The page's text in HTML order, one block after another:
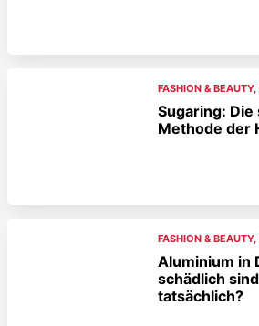
FASHION & BEAUTY,
Sugaring:
Methode der
FASHION & BEAUTY,
Aluminium in
schädlich
tatsächlich?